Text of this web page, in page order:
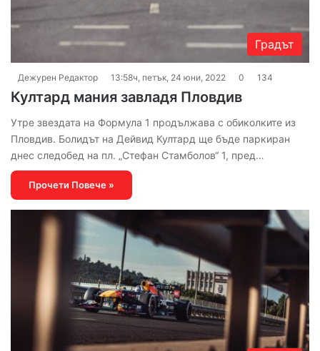
Градът
Дежурен Редактор 13:58ч, петък, 24 юни, 2022 0 134
Култард мания завладя Пловдив
Утре звездата на Формула 1 продължава с обиколките из
Пловдив. Болидът на Дейвид Култард ще бъде паркиран
днес следобед на пл. „Стефан Стамболов“ 1, пред…
Прочети Повече »